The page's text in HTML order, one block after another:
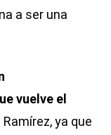
a ser una
vuelve el
Ramírez, ya que